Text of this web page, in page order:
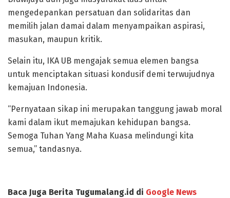
mengedepankan persatuan dan solidaritas dan
memilih jalan damai dalam menyampaikan aspirasi,
masukan, maupun kritik.
Selain itu, IKA UB mengajak semua elemen bangsa
untuk menciptakan situasi kondusif demi terwujudnya
kemajuan Indonesia.
“Pernyataan sikap ini merupakan tanggung jawab moral
kami dalam ikut memajukan kehidupan bangsa.
Semoga Tuhan Yang Maha Kuasa melindungi kita
semua,” tandasnya.
Baca Juga Berita Tugumalang.id di Google News